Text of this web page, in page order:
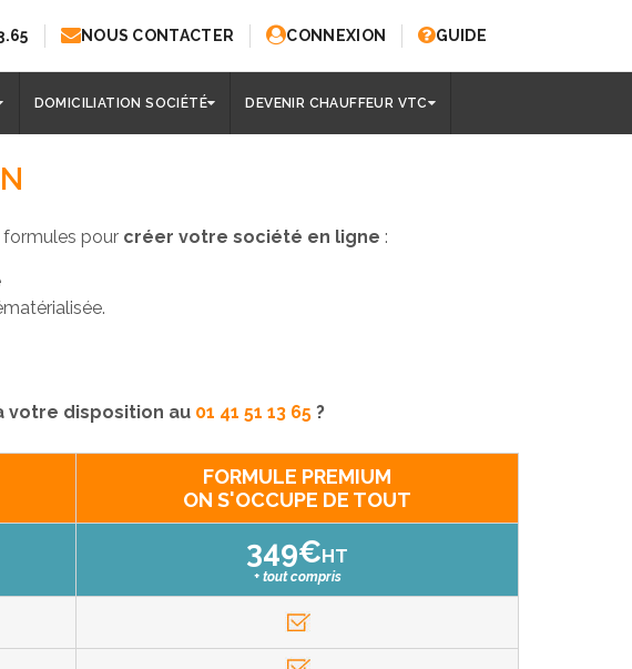
NOUS CONTACTER CONNEXION GUIDE
DOMICILIATION SOCIÉTÉ DEVENIR CHAUFFEUR VTC
formules pour créer votre société en ligne :
votre disposition au 01 41 51 13 65 ?
FORMULE PREMIUM
ON S'OCCUPE DE TOUT
349€HT
+ tout compris